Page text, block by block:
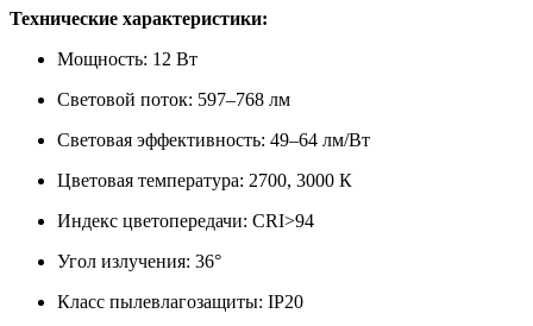
Технические характеристики:
Мощность: 12 Вт
Световой поток: 597–768 лм
Световая эффективность: 49–64 лм/Вт
Цветовая температура: 2700, 3000 К
Индекс цветопередачи: CRI>94
Угол излучения: 36°
Класс пылевлагозащиты: IP20